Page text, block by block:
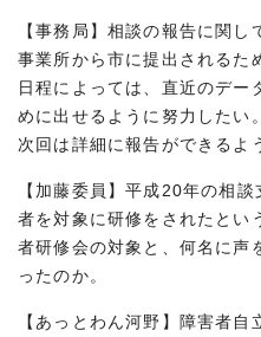
【事務局】相談の報告に関
事業所から市に提出されるた
日程によっては、直近のデー
めに出せるように努力したい
次回は詳細に報告ができるよ
【加藤委員】平成20年の相
者を対象に研修をされたとい
者研修会の対象と、何名に声
ったのか。
【あっとわん河野】障害者